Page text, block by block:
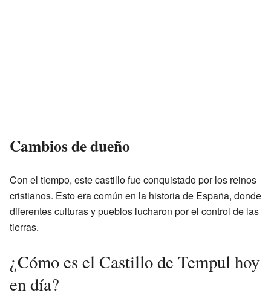
Cambios de dueño
Con el tiempo, este castillo fue conquistado por los reinos
cristianos. Esto era común en la historia de España, donde
diferentes culturas y pueblos lucharon por el control de las
tierras.
¿Cómo es el Castillo de Tempul hoy
en día?